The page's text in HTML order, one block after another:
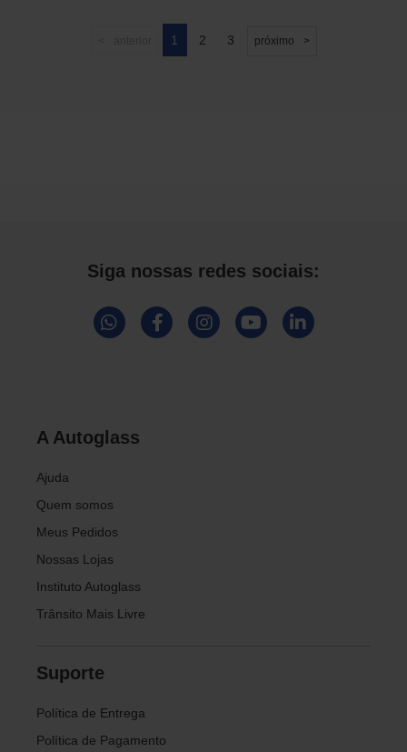
1 2 3 próximo
Siga nossas redes sociais:
A Autoglass
Ajuda
Quem somos
Meus Pedidos
Nossas Lojas
Instituto Autoglass
Trânsito Mais Livre
Suporte
Política de Entrega
Política de Pagamento